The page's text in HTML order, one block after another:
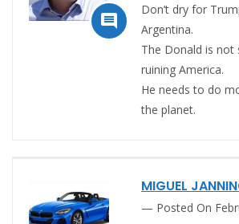

Don’t dry for
Argentina.
The Donald is not
ruining America.
He needs to do
the planet.
MIGUEL
Posted On